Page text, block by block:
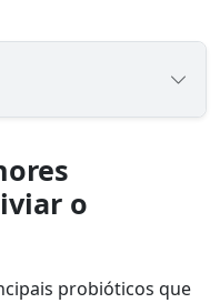
o
probióticos que